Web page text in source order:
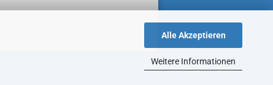
Alle Akzeptieren
Weitere Informationen